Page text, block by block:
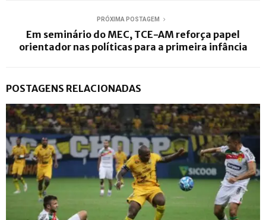
PRÓXIMA POSTAGEM
Em seminário do MEC, TCE-AM reforça papel
orientador nas políticas para a primeira infância
POSTAGENS RELACIONADAS